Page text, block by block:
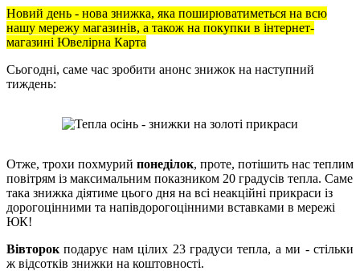
Новий день - нова знижка, яка поширюватиметься на всю
нашу мережу магазинів, а також на покупки в інтернет-
магазині Ювелірна Карта
Сьогодні, саме час зробити анонс знижок на наступний
тиждень:
Отже, трохи похмурий понеділок, проте, потішить нас теплим
повітрям із максимальним показником 20 градусів тепла. Саме
така знижка діятиме цього дня на всі неакційні прикраси із
дорогоцінними та напівдорогоцінними вставками в мережі
ЮК!
Вівторок подарує нам цілих 23 градуси тепла, а ми - стільки
ж відсотків знижки на коштовності.